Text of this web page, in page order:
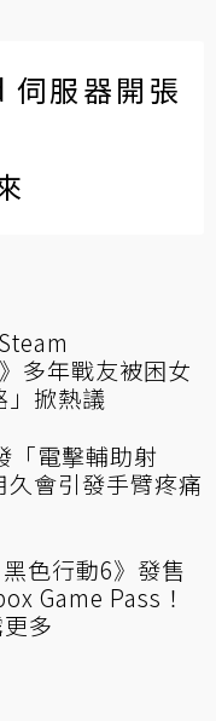
伺服器開張
多年戰友被困女
」掀熱議
「電擊輔助射
會引發手臂疼痛
黑色行動6》發售
Game Pass！
多